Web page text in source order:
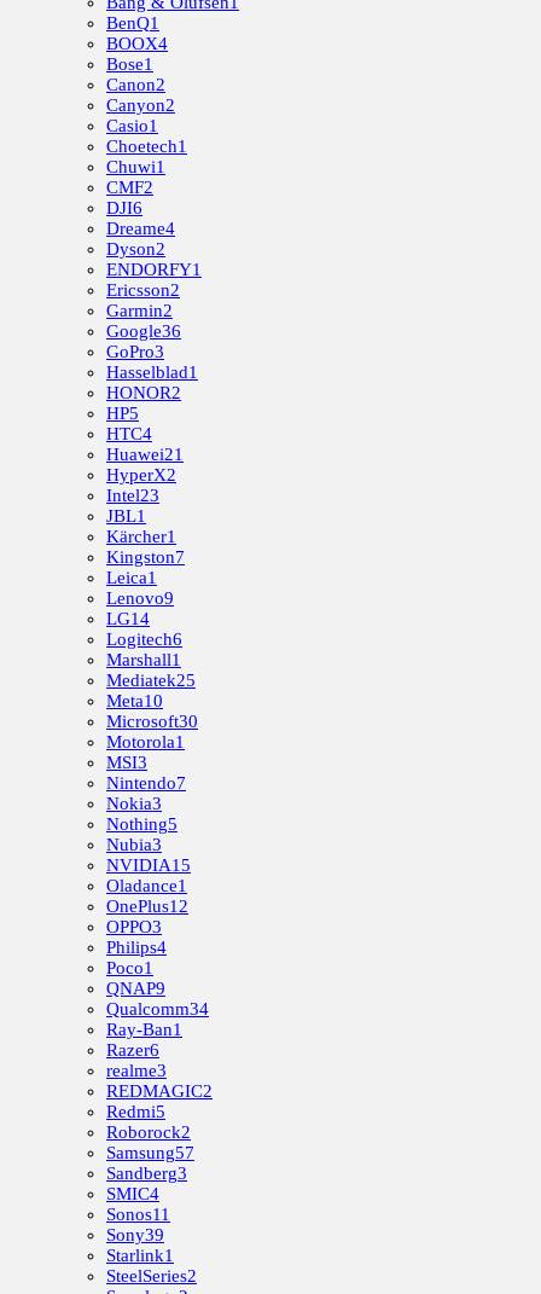
BenQ1
BOOX4
Bose1
Canon2
Canyon2
Casio1
Choetech1
Chuwi1
CMF2
DJI6
Dreame4
Dyson2
ENDORFY1
Ericsson2
Garmin2
Google36
GoPro3
Hasselblad1
HONOR2
HP5
HTC4
Huawei21
HyperX2
Intel23
JBL1
Kärcher1
Kingston7
Leica1
Lenovo9
LG14
Logitech6
Marshall1
Mediatek25
Meta10
Microsoft30
Motorola1
MSI3
Nintendo7
Nokia3
Nothing5
Nubia3
NVIDIA15
Oladance1
OnePlus12
OPPO3
Philips4
Poco1
QNAP9
Qualcomm34
Ray-Ban1
Razer6
realme3
REDMAGIC2
Redmi5
Roborock2
Samsung57
Sandberg3
SMIC4
Sonos11
Sony39
Starlink1
SteelSeries2